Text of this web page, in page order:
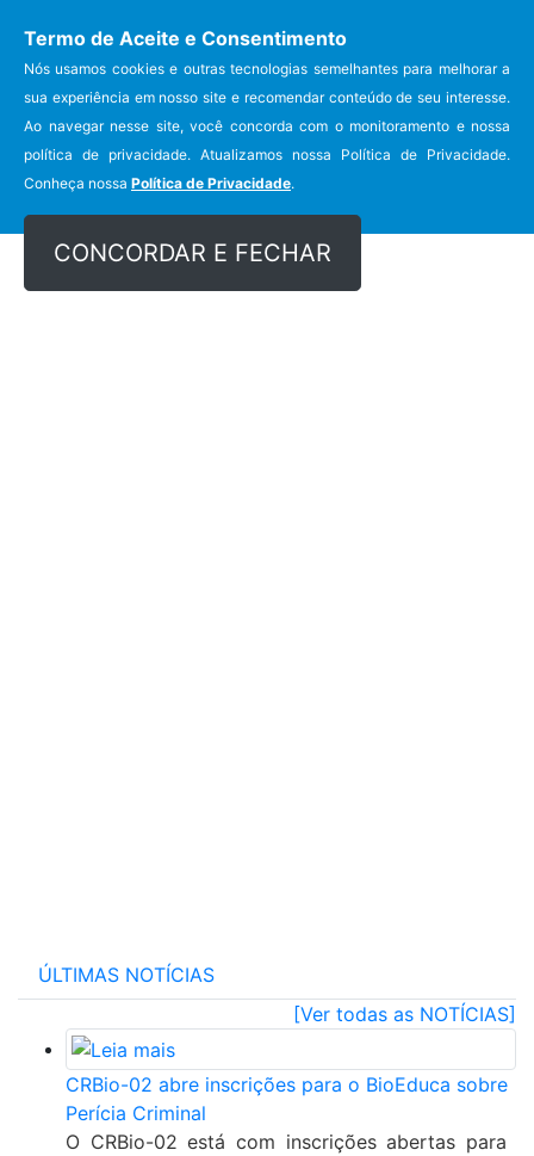
Fale Conosco
CRBio-02 (RJ) (21) 2142-5700
ÚLTIMAS NOTÍCIAS
[Ver todas as NOTÍCIAS]
CRBio-02 abre inscrições para o BioEduca sobre
Perícia Criminal
O CRBio-02 está com inscrições abertas para
Termo de Aceite e Consentimento
Nós usamos cookies e outras tecnologias semelhantes para melhorar a
sua experiência em nosso site e recomendar conteúdo de seu interesse.
Ao navegar nesse site, você concorda com o monitoramento e nossa
política de privacidade. Atualizamos nossa Política de Privacidade.
Conheça nossa Política de Privacidade.
CONCORDAR E FECHAR